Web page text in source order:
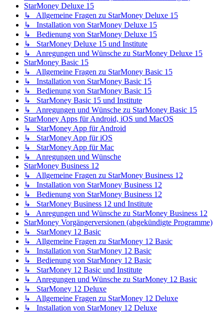
StarMoney Deluxe 15
↳ Allgemeine Fragen zu StarMoney Deluxe 15
↳ Installation von StarMoney Deluxe 15
↳ Bedienung von StarMoney Deluxe 15
↳ StarMoney Deluxe 15 und Institute
↳ Anregungen und Wünsche zu StarMoney Deluxe 15
StarMoney Basic 15
↳ Allgemeine Fragen zu StarMoney Basic 15
↳ Installation von StarMoney Basic 15
↳ Bedienung von StarMoney Basic 15
↳ StarMoney Basic 15 und Institute
↳ Anregungen und Wünsche zu StarMoney Basic 15
StarMoney Apps für Android, iOS und MacOS
↳ StarMoney App für Android
↳ StarMoney App für iOS
↳ StarMoney App für Mac
↳ Anregungen und Wünsche
StarMoney Business 12
↳ Allgemeine Fragen zu StarMoney Business 12
↳ Installation von StarMoney Business 12
↳ Bedienung von StarMoney Business 12
↳ StarMoney Business 12 und Institute
↳ Anregungen und Wünsche zu StarMoney Business 12
StarMoney Vorgängerversionen (abgekündigte Programme)
↳ StarMoney 12 Basic
↳ Allgemeine Fragen zu StarMoney 12 Basic
↳ Installation von StarMoney 12 Basic
↳ Bedienung von StarMoney 12 Basic
↳ StarMoney 12 Basic und Institute
↳ Anregungen und Wünsche zu StarMoney 12 Basic
↳ StarMoney 12 Deluxe
↳ Allgemeine Fragen zu StarMoney 12 Deluxe
↳ Installation von StarMoney 12 Deluxe